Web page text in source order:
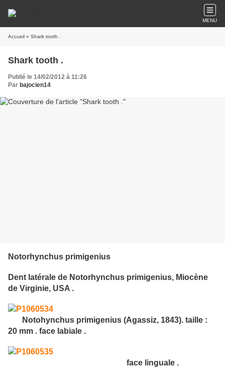
MENU
Accueil » Shark tooth .
Shark tooth .
Publié le 14/02/2012 à 11:26
Par bajocien14
Notorhynchus primigenius
Dent latérale de Notorhynchus primigenius, Miocène
de Virginie, USA .
Notohynchus primigenius (Agassiz, 1843). taille :
20 mm . face labiale .
face linguale .